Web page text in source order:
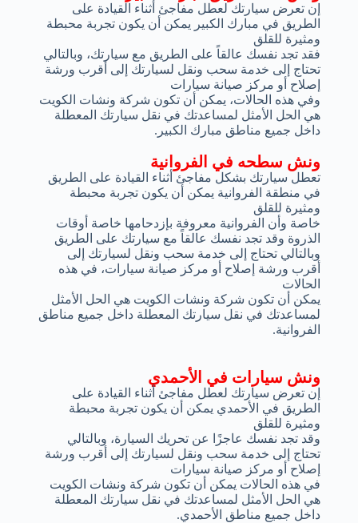
ونش سطحه في الفروانية
تعطل سيارتك بشكل مفاجئ أثناء القيادة على الطريق
في منطقة الفروانية يمكن أن يكون تجربة محبطة
ومثيرة للقلق
خاصة وأن الفروانية معروفة بإزدحامها خاصة أوقات
الذروة وقد تجد نفسك عالقاً مع سيارتك على الطريق
وبالتالي تحتاج إلى خدمة سحب ونقل لسيارتك إلى
أقرب ورشة إصلاح أو مركز صيانة سيارات، في هذه
الحالات
يمكن أن تكون شركة ونشات الكويت هي الحل الأمثل
لمساعدتك في نقل سيارتك المعطلة داخل جميع مناطق
الفروانية.
إن تعرض سيارتك لعطل مفاجئ أثناء القيادة على
الطريق في مبارك الكبير يمكن أن يكون تجربة محبطة
ومثيرة للقلق
فقد تجد نفسك عالقاً على الطريق مع سيارتك، وبالتالي
تحتاج إلى خدمة سحب ونقل لسيارتك إلى أقرب ورشة
إصلاح أو مركز صيانة سيارات
وفي هذه الحالات، يمكن أن تكون شركة ونشات الكويت
هي الحل الأمثل لمساعدتك في نقل سيارتك المعطلة
داخل جميع مناطق مبارك الكبير.
ونش سيارات في الأحمدي
إن تعرض سيارتك لعطل مفاجئ أثناء القيادة على
الطريق في الأحمدي يمكن أن يكون تجربة محبطة
ومثيرة للقلق
وقد تجد نفسك عاجزًا عن تحريك السيارة، وبالتالي
تحتاج إلى خدمة سحب ونقل لسيارتك إلى أقرب ورشة
إصلاح أو مركز صيانة سيارات
في هذه الحالات يمكن أن تكون شركة ونشات الكويت
هي الحل الأمثل لمساعدتك في نقل سيارتك المعطلة
داخل جميع مناطق الأحمدي.